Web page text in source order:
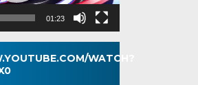
01:23
WATCH?